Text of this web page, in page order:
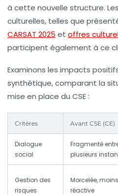
à cette nouvelle structure.
culturelles, telles que
CARSAT 2025 et offres
participent également à ce
Examinons les impacts
synthétique, comparant la
mise en place du CSE :
Critères Avant CSE (CE)
Dialogue
social
Fragmenté
plusieurs
Gestion des
risques
Morcelée, moins
réactive